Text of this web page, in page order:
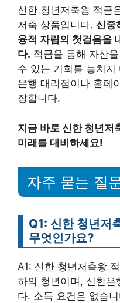
신한 청년저축왕 적금
저축 상품입니다. 신중
융적 자립의 첫걸음을
다. 적금을 통해 자산
수 있는 기회를 놓치
은행 대리점이나 홈페
장합니다.
지금 바로 신한 청년저
미래를 대비하세요!
자주 묻는 질
Q1: 신한 청년저
무엇인가요?
A1: 신한 청년저축왕
하의 청년이며, 신한은
다. 소득 요건은 없습